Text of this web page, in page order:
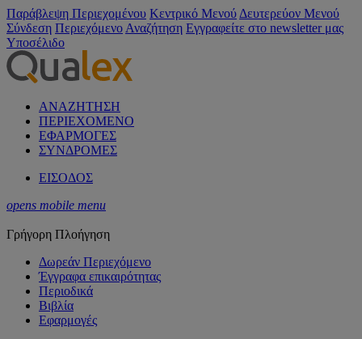
Παράβλεψη Περιεχομένου Κεντρικό Μενού Δευτερεύον Μενού
Σύνδεση Περιεχόμενο Αναζήτηση Εγγραφείτε στο newsletter μας
Υποσέλιδο
ΑΝΑΖΗΤΗΣΗ
ΠΕΡΙΕΧΟΜΕΝΟ
ΕΦΑΡΜΟΓΕΣ
ΣΥΝΔΡΟΜΕΣ
ΕΙΣΟΔΟΣ
opens mobile menu
Γρήγορη Πλοήγηση
Δωρεάν Περιεχόμενο
Έγγραφα επικαιρότητας
Περιοδικά
Βιβλία
Εφαρμογές